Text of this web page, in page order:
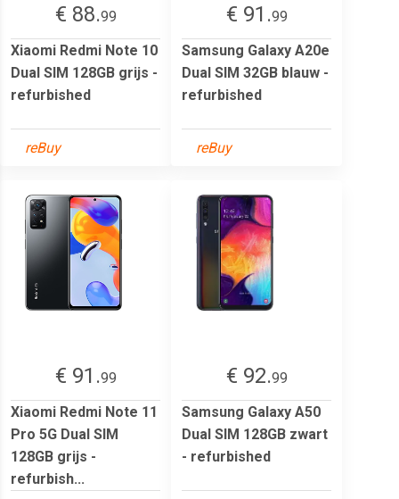
€ 88.99
Xiaomi Redmi Note 10
Dual SIM 128GB grijs -
refurbished
reBuy
€ 91.99
Samsung Galaxy A20e
Dual SIM 32GB blauw -
refurbished
reBuy
€ 91.99
Xiaomi Redmi Note 11
Pro 5G Dual SIM
128GB grijs -
refurbish...
€ 92.99
Samsung Galaxy A50
Dual SIM 128GB zwart
- refurbished